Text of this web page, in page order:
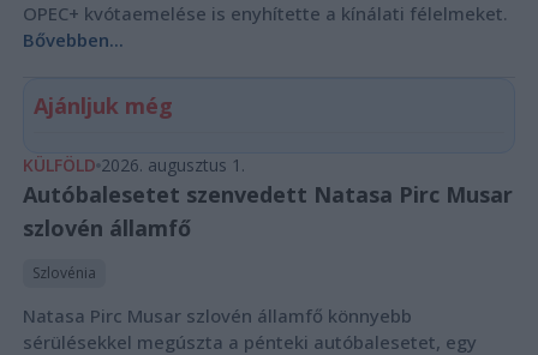
OPEC+ kvótaemelése is enyhítette a kínálati félelmeket.
Bővebben...
Ajánljuk még
KÜLFÖLD 2026. augusztus 1.
Autóbalesetet szenvedett Natasa Pirc Musar
szlovén államfő
Szlovénia
Natasa Pirc Musar szlovén államfő könnyebb
sérülésekkel megúszta a pénteki autóbalesetet, egy